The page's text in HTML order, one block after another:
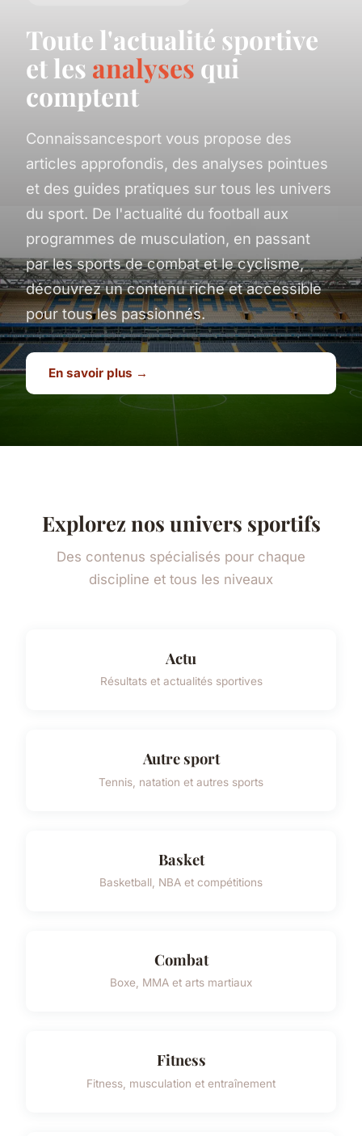
Toute l'actualité sportive
et les analyses qui
comptent
Connaissancesport vous propose des
articles approfondis, des analyses pointues
et des guides pratiques sur tous les univers
du sport. De l'actualité du football aux
programmes de musculation, en passant
par les sports de combat et le cyclisme,
découvrez un contenu riche et accessible
pour tous les passionnés.
En savoir plus →
Explorez nos univers sportifs
Des contenus spécialisés pour chaque
discipline et tous les niveaux
Actu
Résultats et actualités sportives
Autre sport
Tennis, natation et autres sports
Basket
Basketball, NBA et compétitions
Combat
Boxe, MMA et arts martiaux
Fitness
Fitness, musculation et entraînement